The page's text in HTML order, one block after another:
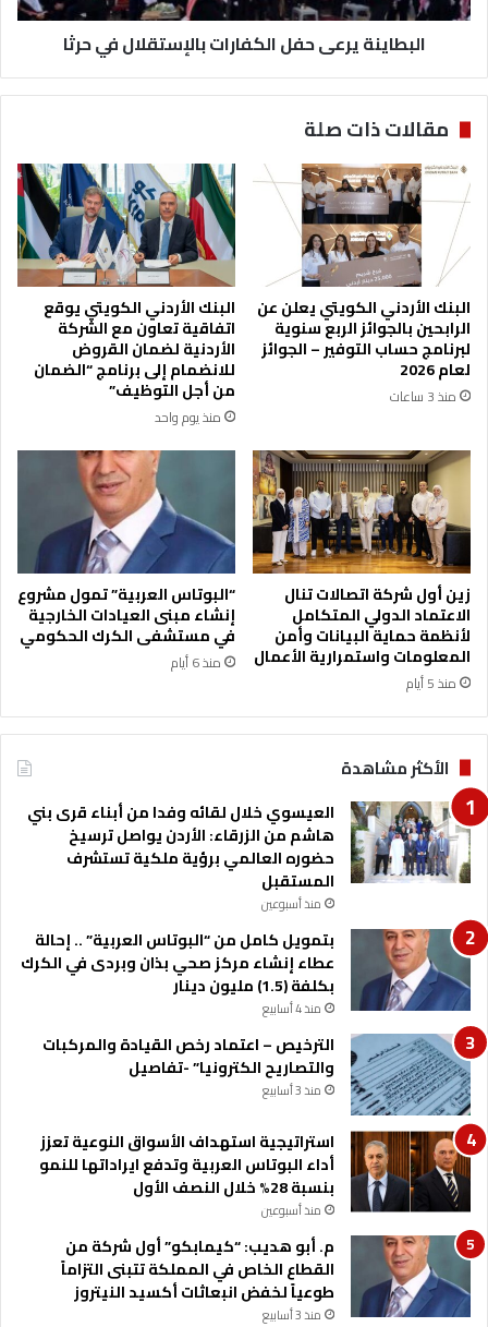
س
ا
أ
د
ن
ة
ي
د
ا
ل
ا
ت
ا
ا
ل
ـ
8
0
ة
ع
ح
ل
ا
ك
ر
ا
ت
ب
ا
إ
ق
ا
ل
ف
ي
ح
ر
ا
مقالات ذات صلة
البنك الأردني الكويتي يعلن عن
الرابحين بالجوائز الربع سنوية
لبرنامج حساب التوفير – الجوائز
لعام 2026
منذ 3 ساعات
البنك الأردني الكويتي يوقع
اتفاقية تعاون مع الشركة
الأردنية لضمان القروض
للانضمام إلى برنامج “الضمان
من أجل التوظيف”
منذ يوم واحد
زين أول شركة اتصالات تنال
الاعتماد الدولي المتكامل
لأنظمة حماية البيانات وأمن
المعلومات واستمرارية الأعمال
منذ 5 أيام
“البوتاس العربية” تمول مشروع
إنشاء مبنى العيادات الخارجية
في مستشفى الكرك الحكومي
منذ 6 أيام
الأكثر مشاهدة
العيسوي خلال لقائه وفدا من أبناء قرى بني
هاشم من الزرقاء: الأردن يواصل ترسيخ
حضوره العالمي برؤية ملكية تستشرف
المستقبل
منذ أسبوعين
بتمويل كامل من “البوتاس العربية” .. إحالة
عطاء إنشاء مركز صحي بذان وبردى في الكرك
بكلفة (1.5) مليون دينار
منذ 4 أسابيع
الترخيص – اعتماد رخص القيادة والمركبات
والتصاريح الكترونيا” -تفاصيل
منذ 3 أسابيع
استراتيجية استهداف الأسواق النوعية تعزز
أداء البوتاس العربية وتدفع ايراداتها للنمو
بنسبة 28% خلال النصف الأول
منذ أسبوعين
م. أبو هديب: “كيمابكو” أول شركة من
القطاع الخاص في المملكة تتبنى التزاماً
طوعياً لخفض انبعاثات أكسيد النيتروز
منذ 3 أسابيع